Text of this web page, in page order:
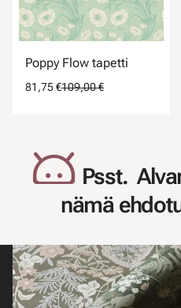
Poppy Flow tapetti
81,75 €109,00 €
Psst.
nämä